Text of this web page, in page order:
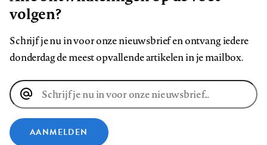
volgen?
Schrijf je nu in voor onze nieuwsbrief en ontvang iedere
donderdag de meest opvallende artikelen in je mailbox.
E-
mailadres
AANMELDEN